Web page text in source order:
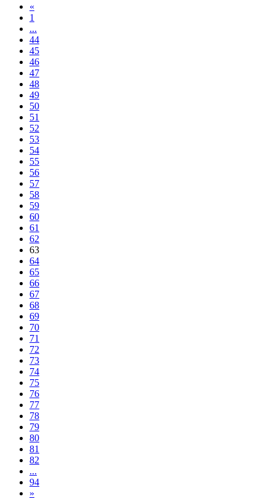
«
1
...
44
45
46
47
48
49
50
51
52
53
54
55
56
57
58
59
60
61
62
63
64
65
66
67
68
69
70
71
72
73
74
75
76
77
78
79
80
81
82
...
94
»